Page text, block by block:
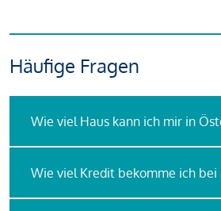
Häufige Fragen
Wie viel Haus kann ich mir in
Wie viel Kredit bekomme ich